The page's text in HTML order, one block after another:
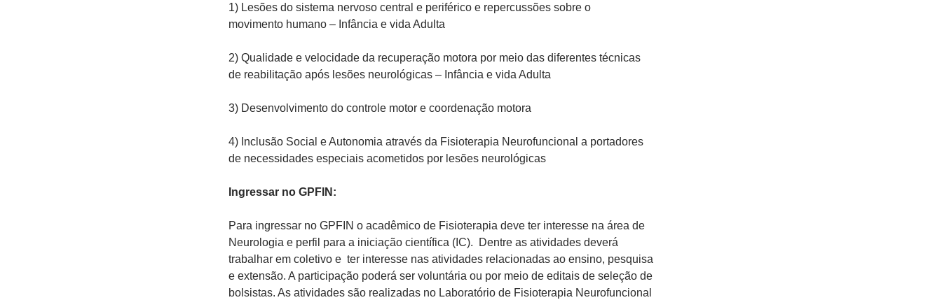
1) Lesões do sistema nervoso central e periférico e repercussões sobre o
movimento humano – Infância e vida Adulta
2) Qualidade e velocidade da recuperação motora por meio das diferentes técnicas
de reabilitação após lesões neurológicas – Infância e vida Adulta
3) Desenvolvimento do controle motor e coordenação motora
4) Inclusão Social e Autonomia através da Fisioterapia Neurofuncional a portadores
de necessidades especiais acometidos por lesões neurológicas
Ingressar no GPFIN:
Para ingressar no GPFIN o acadêmico de Fisioterapia deve ter interesse na área de
Neurologia e perfil para a iniciação científica (IC). Dentre as atividades deverá
trabalhar em coletivo e ter interesse nas atividades relacionadas ao ensino, pesquisa
e extensão. A participação poderá ser voluntária ou por meio de editais de seleção de
bolsistas. As atividades são realizadas no Laboratório de Fisioterapia Neurofuncional